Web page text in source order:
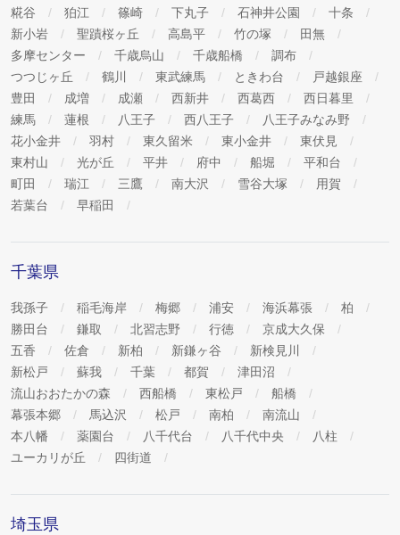
糀谷
狛江 篠崎 下丸子 石神井公園
十条
新小岩
聖蹟桜ヶ丘 高島平 竹の塚
田無
多摩センター
千歳烏山 千歳船橋
調布
つつじヶ丘
鶴川 東武練馬 ときわ台
戸越銀座
豊田
成増 成瀬 西新井 西葛西
西日暮里
練馬
蓮根 八王子 西八王子
八王子みなみ野
花小金井
羽村 東久留米 東小金井
東伏見
東村山
光が丘 平井 府中 船堀
平和台
町田
瑞江 三鷹 南大沢 雪谷大塚
用賀
若葉台
早稲田
千葉県
我孫子 稲毛海岸 梅郷 浦安 海浜幕張
柏
勝田台
鎌取 北習志野 行徳
京成大久保
五香
佐倉 新柏 新鎌ヶ谷
新検見川
新松戸
蘇我 千葉 都賀
津田沼
流山おおたかの森
西船橋 東松戸
船橋
幕張本郷
馬込沢 松戸 南柏
南流山
本八幡
薬園台 八千代台 八千代中央
八柱
ユーカリが丘
四街道
埼玉県